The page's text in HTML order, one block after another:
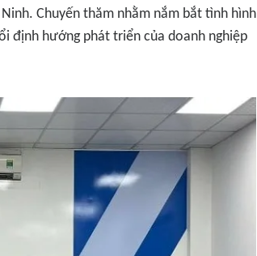
Chuyến thăm nhằm nắm bắt tình hình
định hướng phát triển của doanh nghiệp